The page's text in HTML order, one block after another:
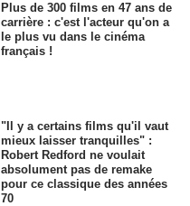
Plus de 300 films en 47 ans de
carrière : c'est l'acteur qu'on a
le plus vu dans le cinéma
français !
"Il y a certains films qu'il vaut
mieux laisser tranquilles" :
Robert Redford ne voulait
absolument pas de remake
pour ce classique des années
70